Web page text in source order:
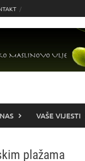
VAŠE VIJESTI
plažama